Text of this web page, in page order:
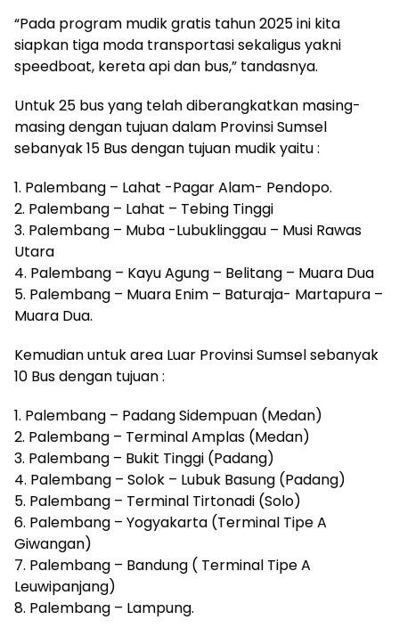
“Pada program mudik gratis tahun 2025 ini kita
siapkan tiga moda transportasi sekaligus yakni
speedboat, kereta api dan bus,” tandasnya.
Untuk 25 bus yang telah diberangkatkan masing-
masing dengan tujuan dalam Provinsi Sumsel
sebanyak 15 Bus dengan tujuan mudik yaitu :
1. Palembang – Lahat -Pagar Alam- Pendopo.
2. Palembang – Lahat – Tebing Tinggi
3. Palembang – Muba -Lubuklinggau – Musi Rawas
Utara
4. Palembang – Kayu Agung – Belitang – Muara Dua
5. Palembang – Muara Enim – Baturaja- Martapura –
Muara Dua.
Kemudian untuk area Luar Provinsi Sumsel sebanyak
10 Bus dengan tujuan :
1. Palembang – Padang Sidempuan (Medan)
2. Palembang – Terminal Amplas (Medan)
3. Palembang – Bukit Tinggi (Padang)
4. Palembang – Solok – Lubuk Basung (Padang)
5. Palembang – Terminal Tirtonadi (Solo)
6. Palembang – Yogyakarta (Terminal Tipe A
Giwangan)
7. Palembang – Bandung ( Terminal Tipe A
Leuwipanjang)
8. Palembang – Lampung.